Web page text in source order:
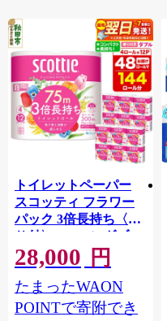
トイレットペーパー
スコッティ フラワー
パック 3倍長持ち〈香
り付〉4ロール(ダブ
ル)×12パック 日用品
最短翌日発送 [スコッ
ティ フラワーパック
トイレットペーパー
28,000 円
たまったWAON
POINTで寄附でき